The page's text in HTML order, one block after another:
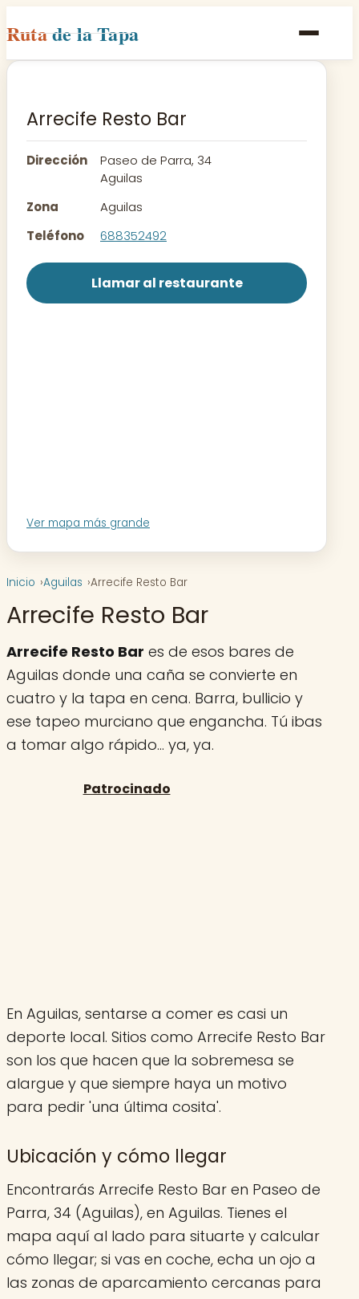
Rutade la Tapa
Inicio
Rutas
Contacto
Arrecife Resto Bar
Dirección
Paseo de Parra, 34
Aguilas
Zona
Aguilas
Teléfono
688352492
Llamar al restaurante
Ver mapa más grande
Inicio Aguilas Arrecife Resto Bar
Arrecife Resto Bar
Arrecife Resto Bar es de esos bares de
Aguilas donde una caña se convierte en
cuatro y la tapa en cena. Barra, bullicio y
ese tapeo murciano que engancha. Tú ibas
a tomar algo rápido… ya, ya.
En Aguilas, sentarse a comer es casi un
deporte local. Sitios como Arrecife Resto Bar
son los que hacen que la sobremesa se
alargue y que siempre haya un motivo
para pedir 'una última cosita'.
Ubicación y cómo llegar
Encontrarás Arrecife Resto Bar en Paseo de
Parra, 34 (Aguilas), en Aguilas. Tienes el
mapa aquí al lado para situarte y calcular
cómo llegar; si vas en coche, echa un ojo a
las zonas de aparcamiento cercanas para